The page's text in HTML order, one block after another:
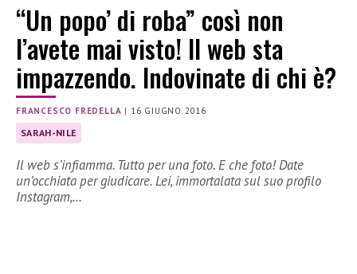
“Un popo’ di roba” così non
l’avete mai visto! Il web sta
impazzendo. Indovinate di chi è?
FRANCESCO FREDELLA | 16 GIUGNO 2016
SARAH-NILE
Il web s’infiamma. Tutto per una foto. E che foto! Date
un’occhiata per giudicare. Lei, immortalata sul suo profilo
Instagram,…